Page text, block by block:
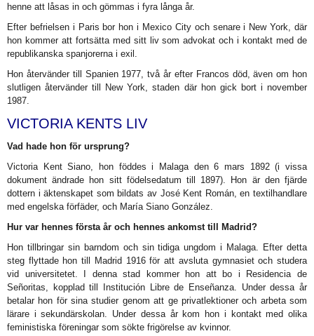
henne att låsas in och gömmas i fyra långa år.
Efter befrielsen i Paris bor hon i Mexico City och senare i New York, där
hon kommer att fortsätta med sitt liv som advokat och i kontakt med de
republikanska spanjorerna i exil.
Hon återvänder till Spanien 1977, två år efter Francos död, även om hon
slutligen återvänder till New York, staden där hon gick bort i november
1987.
VICTORIA KENTS LIV
Vad hade hon för ursprung?
Victoria Kent Siano, hon föddes i Malaga den 6 mars 1892 (i vissa
dokument ändrade hon sitt födelsedatum till 1897). Hon är den fjärde
dottern i äktenskapet som bildats av José Kent Román, en textilhandlare
med engelska förfäder, och María Siano González.
Hur var hennes första år och hennes ankomst till Madrid?
Hon tillbringar sin barndom och sin tidiga ungdom i Malaga. Efter detta
steg flyttade hon till Madrid 1916 för att avsluta gymnasiet och studera
vid universitetet. I denna stad kommer hon att bo i Residencia de
Señoritas, kopplad till Institución Libre de Enseñanza. Under dessa år
betalar hon för sina studier genom att ge privatlektioner och arbeta som
lärare i sekundärskolan. Under dessa år kom hon i kontakt med olika
feministiska föreningar som sökte frigörelse av kvinnor.